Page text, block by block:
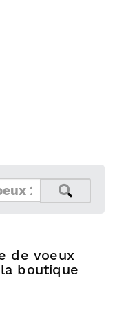
de voeux
boutique